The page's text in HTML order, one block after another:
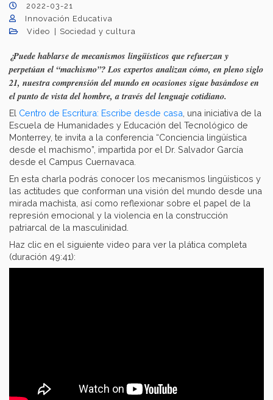
2022-03-21
Innovación Educativa
Video
Sociedad y cultura
¿Puede hablarse de mecanismos lingüísticos que refuerzan y
perpetúan el “machismo”? Los expertos analizan cómo, en pleno siglo
21, nuestra comprensión del mundo en ocasiones sigue basándose en
el punto de vista del hombre, a través del lenguaje cotidiano.
El Centro de Escritura: Escribe desde casa , una iniciativa de la
Escuela de Humanidades y Educación del Tecnológico de
Monterrey, te invita a la conferencia “Conciencia lingüística
desde el machismo”, impartida por el Dr. Salvador García
desde el Campus Cuernavaca.
En esta charla podrás conocer los mecanismos lingüísticos y
las actitudes que conforman una visión del mundo desde una
mirada machista, así como reflexionar sobre el papel de la
represión emocional y la violencia en la construcción
patriarcal de la masculinidad.
Haz clic en el siguiente video para ver la plática completa
(duración 49:41):